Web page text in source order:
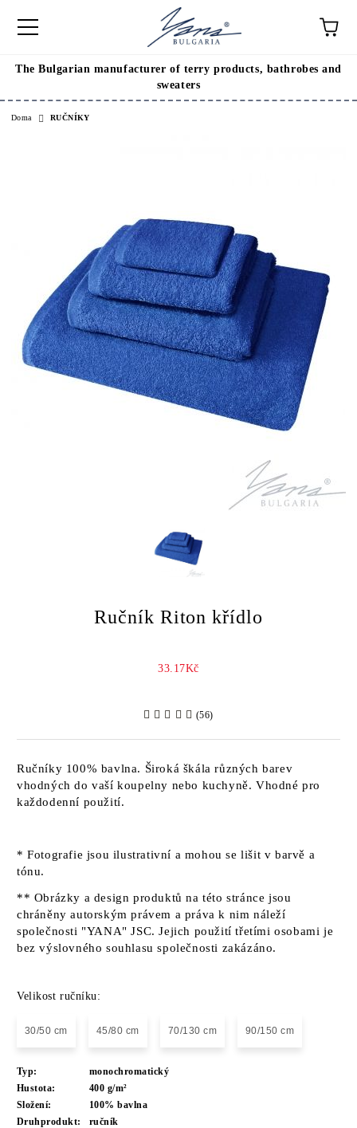
The Bulgarian manufacturer of terry products, bathrobes and
sweaters
Doma RUČNÍKY
Ručník Riton křídlo
33.17Kč
(56)
Ručníky 100% bavlna. Široká škála různých barev
vhodných do vaší koupelny nebo kuchyně. Vhodné pro
každodenní použití.
* Fotografie jsou ilustrativní a mohou se lišit v barvě a
tónu.
** Obrázky a design produktů na této stránce jsou
chráněny autorským právem a práva k nim náleží
společnosti "YANA" JSC. Jejich použití třetími osobami je
bez výslovného souhlasu společnosti zakázáno.
Velikost ručníku:
30/50 cm 45/80 cm 70/130 cm 90/150 cm
Typ:
monochromatický
Hustota:
400 g/m²
Složení:
100% bavlna
Druhprodukt:
ručník